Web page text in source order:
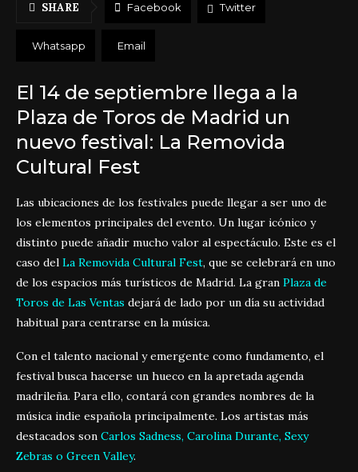
SHARE Facebook Twitter
Whatsapp Email
El 14 de septiembre llega a la
Plaza de Toros de Madrid un
nuevo festival: La Removida
Cultural Fest
Las ubicaciones de los festivales puede llegar a ser uno de
los elementos principales del evento. Un lugar icónico y
distinto puede añadir mucho valor al espectáculo. Este es el
caso del La Removida Cultural Fest, que se celebrará en uno
de los espacios más turísticos de Madrid. La gran Plaza de
Toros de Las Ventas dejará de lado por un día su actividad
habitual para centrarse en la música.
Con el talento nacional y emergente como fundamento, el
festival busca hacerse un hueco en la apretada agenda
madrileña. Para ello, contará con grandes nombres de la
música indie española principalmente. Los artistas más
destacados son Carlos Sadness, Carolina Durante, Sexy
Zebras o Green Valley.